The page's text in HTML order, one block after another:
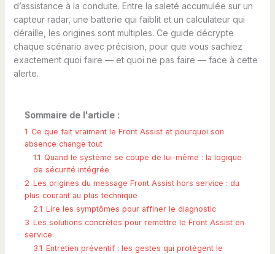
d’assistance à la conduite. Entre la saleté accumulée sur un
capteur radar, une batterie qui faiblit et un calculateur qui
déraille, les origines sont multiples. Ce guide décrypte
chaque scénario avec précision, pour que vous sachiez
exactement quoi faire — et quoi ne pas faire — face à cette
alerte.
Sommaire de l'article :
1 Ce que fait vraiment le Front Assist et pourquoi son
absence change tout
1.1 Quand le système se coupe de lui-même : la logique
de sécurité intégrée
2 Les origines du message Front Assist hors service : du
plus courant au plus technique
2.1 Lire les symptômes pour affiner le diagnostic
3 Les solutions concrètes pour remettre le Front Assist en
service
3.1 Entretien préventif : les gestes qui protègent le